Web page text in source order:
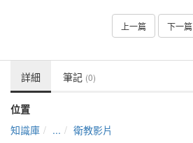
上一篇 下一篇
詳細 筆記 (0)
位置
知識庫
...
衛教影片